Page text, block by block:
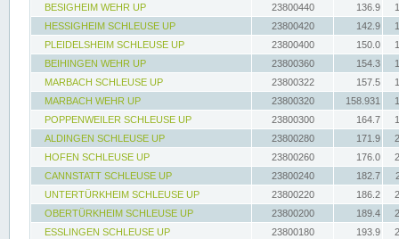
BESIGHEIM WEHR UP
23800440 136.9
HESSIGHEIM SCHLEUSE UP
23800420 142.9
PLEIDELSHEIM SCHLEUSE UP
23800400 150.0
BEIHINGEN WEHR UP
23800360 154.3
MARBACH SCHLEUSE UP
23800322 157.5
MARBACH WEHR UP
23800320 158.931
POPPENWEILER SCHLEUSE UP
23800300 164.7
ALDINGEN SCHLEUSE UP
23800280 171.9
HOFEN SCHLEUSE UP
23800260 176.0
CANNSTATT SCHLEUSE UP
23800240 182.7
UNTERTÜRKHEIM SCHLEUSE UP
23800220 186.2
OBERTÜRKHEIM SCHLEUSE UP
23800200 189.4
ESSLINGEN SCHLEUSE UP
23800180 193.9